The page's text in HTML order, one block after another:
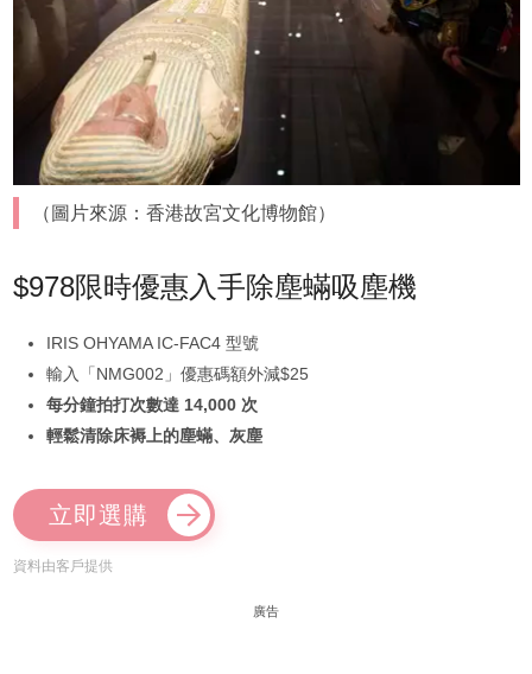
（圖片來源：香港故宮文化博物館）
$978限時優惠入手除塵蟎吸塵機
IRIS OHYAMA IC-FAC4 型號
輸入「NMG002」優惠碼額外減$25
每分鐘拍打次數達 14,000 次
輕鬆清除床褥上的塵蟎、灰塵
立即選購
資料由客戶提供
廣告